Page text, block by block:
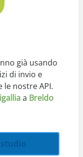
già usando
di invio e
le nostre API.
a Breldo